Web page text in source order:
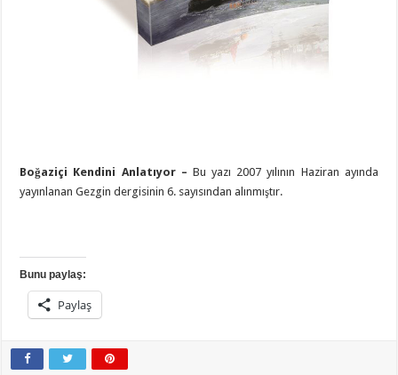
Boğaziçi Kendini Anlatıyor – Bu yazı 2007 yılının Haziran ayında
yayınlanan Gezgin dergisinin 6. sayısından alınmıştır.
Bunu paylaş:
Paylaş